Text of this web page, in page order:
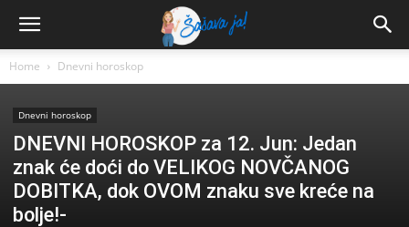
Home Dnevni horoskop
Dnevni horoskop
DNEVNI HOROSKOP za 12. Jun: Jedan
znak će doći do VELIKOG NOVČANOG
DOBITKA, dok OVOM znaku sve kreće na
bolje!-